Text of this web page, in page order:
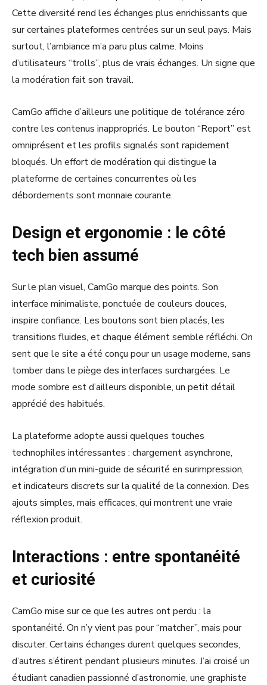
Cette diversité rend les échanges plus enrichissants que
sur certaines plateformes centrées sur un seul pays. Mais
surtout, l’ambiance m’a paru plus calme. Moins
d’utilisateurs “trolls”, plus de vrais échanges. Un signe que
la modération fait son travail.
CamGo affiche d’ailleurs une politique de tolérance zéro
contre les contenus inappropriés. Le bouton “Report” est
omniprésent et les profils signalés sont rapidement
bloqués. Un effort de modération qui distingue la
plateforme de certaines concurrentes où les
débordements sont monnaie courante.
Design et ergonomie : le côté
tech bien assumé
Sur le plan visuel, CamGo marque des points. Son
interface minimaliste, ponctuée de couleurs douces,
inspire confiance. Les boutons sont bien placés, les
transitions fluides, et chaque élément semble réfléchi. On
sent que le site a été conçu pour un usage moderne, sans
tomber dans le piège des interfaces surchargées. Le
mode sombre est d’ailleurs disponible, un petit détail
apprécié des habitués.
La plateforme adopte aussi quelques touches
technophiles intéressantes : chargement asynchrone,
intégration d’un mini-guide de sécurité en surimpression,
et indicateurs discrets sur la qualité de la connexion. Des
ajouts simples, mais efficaces, qui montrent une vraie
réflexion produit.
Interactions : entre spontanéité
et curiosité
CamGo mise sur ce que les autres ont perdu : la
spontanéité. On n’y vient pas pour “matcher”, mais pour
discuter. Certains échanges durent quelques secondes,
d’autres s’étirent pendant plusieurs minutes. J’ai croisé un
étudiant canadien passionné d’astronomie, une graphiste